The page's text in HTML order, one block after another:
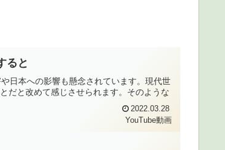
ると
日本への影響も懸念されています。現代世
だと改めて感じさせられます。そのような
2022.03.28
YouTube動画